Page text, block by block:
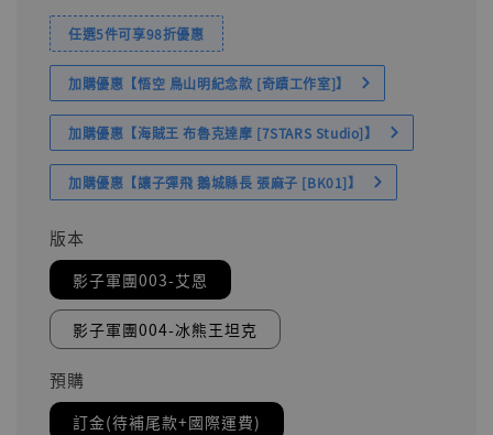
任選5件可享98折優惠
加購優惠【悟空 鳥山明紀念款 [奇蹟工作室]】
加購優惠【海賊王 布魯克達摩 [7STARS Studio]】
加購優惠【讓子彈飛 鵝城縣長 張麻子 [BK01]】
版本
影子軍團003-艾恩
影子軍團004-冰熊王坦克
預購
訂金(待補尾款+國際運費)